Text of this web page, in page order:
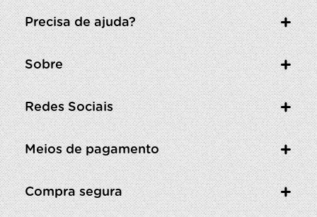
Precisa de ajuda?
Sobre
Redes Sociais
Meios de pagamento
Compra segura